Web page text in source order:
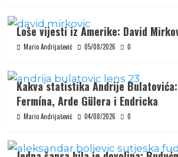
Loše vijesti iz Amerike: David
Mario Andrijašević 05/08/2026 0
Kakva statistika Andrije
Fermína, Arde Gülera i Endricka
Mario Andrijašević 04/08/2026 0